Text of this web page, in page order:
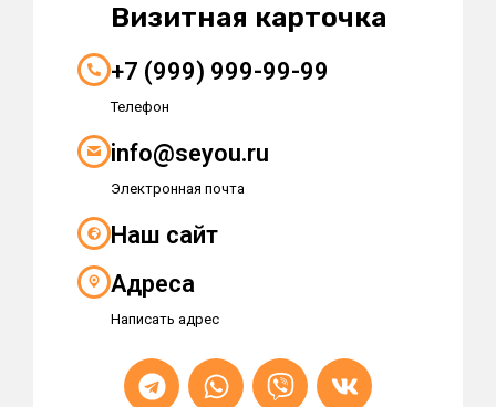
Визитная карточка
+7 (999) 999-99-99
Телефон
info@seyou.ru
Электронная почта
Наш сайт
Адреса
Написать адрес